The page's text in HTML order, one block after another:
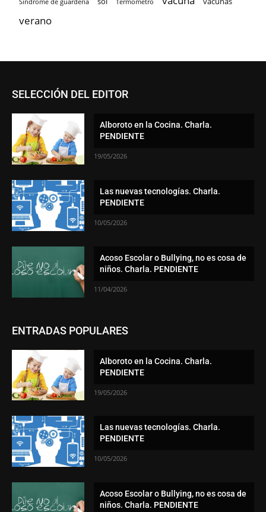
Sindrome de guardería Termómetro
verano
SELECCIÓN DEL EDITOR
Alboroto en la Cocina. Charla.
PENDIENTE
19/05/2026
Las nuevas tecnologías. Charla.
PENDIENTE
10/05/2026
Acoso Escolar o Bullying, no es cosa de
niños. Charla. PENDIENTE
11/04/2026
ENTRADAS POPULARES
Alboroto en la Cocina. Charla.
PENDIENTE
19/05/2026
Las nuevas tecnologías. Charla.
PENDIENTE
10/05/2026
Acoso Escolar o Bullying, no es cosa de
niños. Charla. PENDIENTE